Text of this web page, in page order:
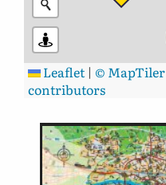
Leaflet | © MapTiler
contributors